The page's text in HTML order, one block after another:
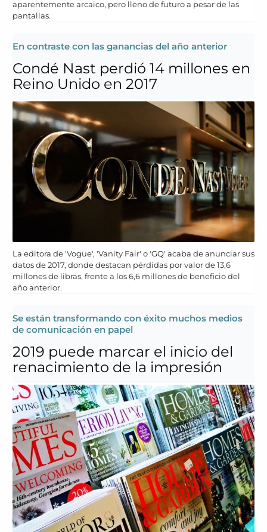
aparentemente arcaico, pero lleno de futuro a pesar de las
pantallas.
En contraste con las ganancias del año anterior
Condé Nast perdió 14 millones en
Reino Unido en 2017
La editora de 'Vogue', 'Vanity Fair' o 'GQ' acaba de anunciar sus
datos de 2017, donde destacan pérdidas por valor de 13,6
millones de libras, frente a los 6,6 millones de beneficio del
año anterior.
Se están transformando con éxito muchos medios
de comunicación en papel
2019 puede marcar el inicio del
renacimiento de la impresión